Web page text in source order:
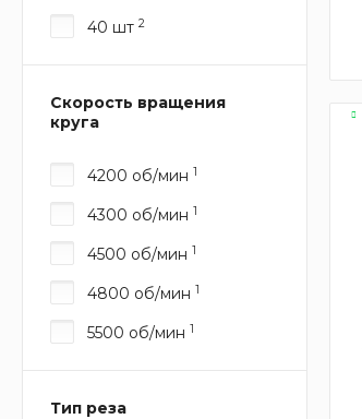
40 шт 2
Скорость вращения
круга
4200 об/мин 1
4300 об/мин 1
4500 об/мин 1
4800 об/мин 1
5500 об/мин 1
Тип реза